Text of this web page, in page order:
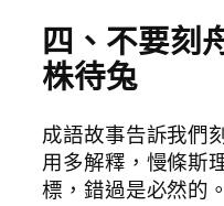
四、不要刻
株待兔
成語故事告訴我們
用多解釋，慢條斯
標，錯過是必然的。